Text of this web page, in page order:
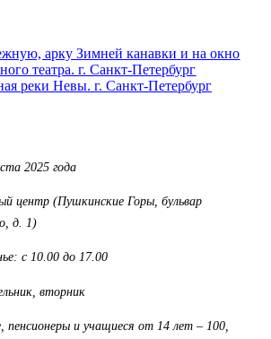
2025 года
центр (Пушкинские Горы, бульвар
д. 1)
с 10.00 до 17.00
вторник
пенсионеры и учащиеся от 14 лет – 100,